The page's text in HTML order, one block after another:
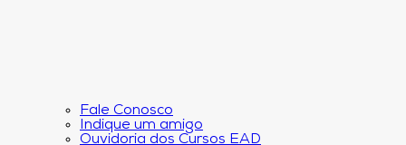
Fale Conosco
Indique um amigo
Ouvidoria dos Cursos EAD